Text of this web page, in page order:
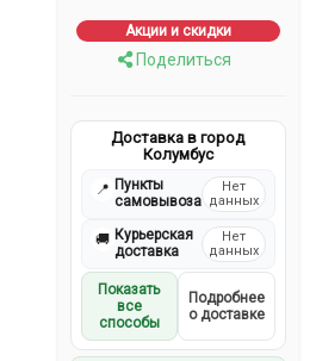
Акции и скидки
Поделиться
Доставка в город
Колумбус
📍 Пункты
самовывоза
Нет
данных
🚚 Курьерская
доставка
Нет
данных
Показать
все
способы
Подробнее
о доставке